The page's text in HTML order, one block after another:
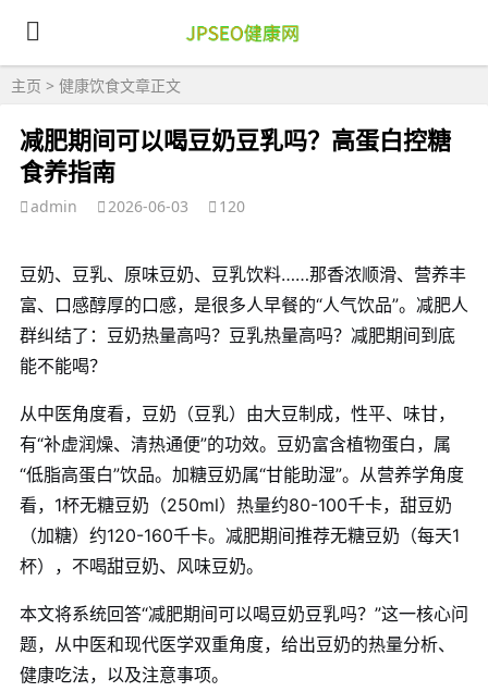
主页 > 健康饮食文章正文
减肥期间可以喝豆奶豆乳吗？高蛋白控糖
食养指南
admin 2026-06-03 120
豆奶、豆乳、原味豆奶、豆乳饮料……那香浓顺滑、营养丰
富、口感醇厚的口感，是很多人早餐的“人气饮品”。减肥人
群纠结了：豆奶热量高吗？豆乳热量高吗？减肥期间到底
能不能喝？
从中医角度看，豆奶（豆乳）由大豆制成，性平、味甘，
有“补虚润燥、清热通便”的功效。豆奶富含植物蛋白，属
“低脂高蛋白”饮品。加糖豆奶属“甘能助湿”。从营养学角度
看，1杯无糖豆奶（250ml）热量约80-100千卡，甜豆奶
（加糖）约120-160千卡。减肥期间推荐无糖豆奶（每天1
杯），不喝甜豆奶、风味豆奶。
本文将系统回答“减肥期间可以喝豆奶豆乳吗？”这一核心问
题，从中医和现代医学双重角度，给出豆奶的热量分析、
健康吃法，以及注意事项。